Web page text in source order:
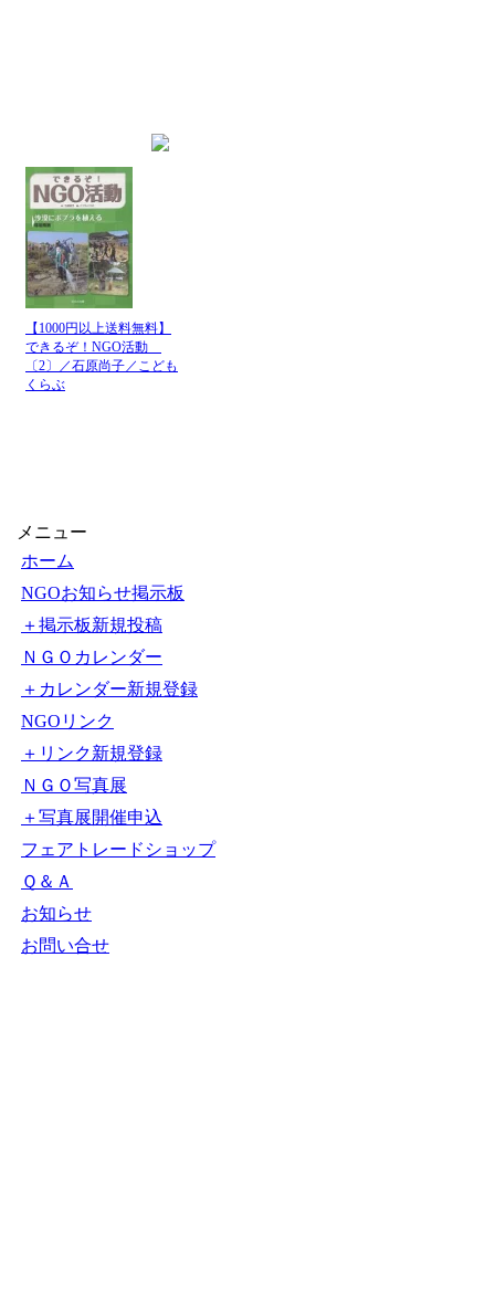
【1000円以上送料無料】
できるぞ！NGO活動
〔2〕／石原尚子／こども
くらぶ
メニュー
ホーム
NGOお知らせ掲示板
＋掲示板新規投稿
ＮＧＯカレンダー
＋カレンダー新規登録
NGOリンク
＋リンク新規登録
ＮＧＯ写真展
＋写真展開催申込
フェアトレードショップ
Ｑ＆Ａ
お知らせ
お問い合せ